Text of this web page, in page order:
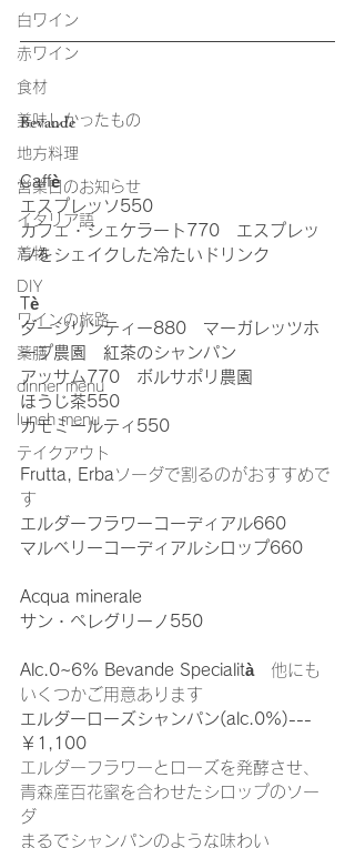
白ワイン
赤ワイン
食材
美味しかったもの
地方料理
営業日のお知らせ
イタリア語
着物
DIY
ワインの旅路
薬膳
dinner menu
lunch menu
テイクアウト
Bevande
Caffè
エスプレッソ550
カフェ・シェケラート770　エスプレッ
ソをシェイクした冷たいドリンク
Tè
ダージリンティー880　マーガレッツホ
ープ農園　紅茶のシャンパン
アッサム770　ボルサポリ農園
ほうじ茶550
カモミールティ550
Frutta, Erba ソーダで割るのがおすすめで
す
エルダーフラワーコーディアル660
マルベリーコーディアルシロップ660
Acqua minerale
サン・ペレグリーノ550
Alc.0~6% Bevande Specialità 他にも
いくつかご用意あります
エルダーローズシャンパン(alc.0%)---
￥1,100
エルダーフラワーとローズを発酵させ、
青森産百花蜜を合わせたシロップのソー
ダ
まるでシャンパンのような味わい